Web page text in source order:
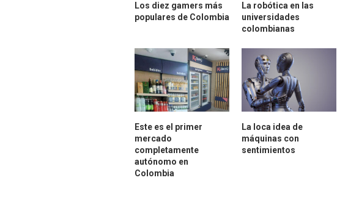
Los diez gamers más
populares de Colombia
La robótica en las
universidades
colombianas
Este es el primer
mercado
completamente
autónomo en
Colombia
La loca idea de
máquinas con
sentimientos